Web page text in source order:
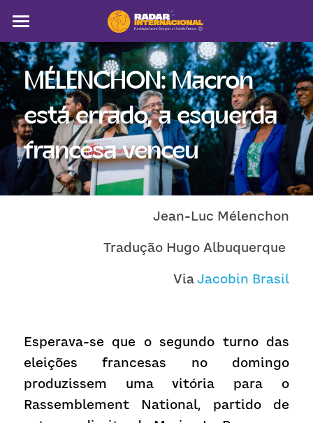
Sobre
Colunistas
América Latina
Notícias
Artigos
MÉLENCHON: Macron
está errado, a esquerda
francesa venceu
Jean-Luc Mélenchon
Tradução Hugo Albuquerque
Via Jacobin Brasil
Esperava-se que o segundo turno das
eleições francesas no domingo
produzissem uma vitória para o
Rassemblement National, partido de